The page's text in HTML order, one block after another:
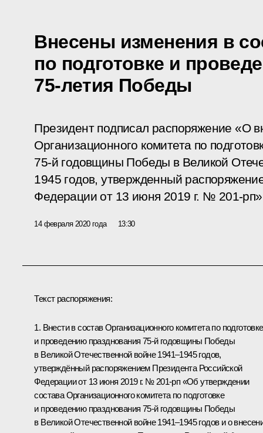
Внесены изменения в
по подготовке и
75-летия Победы
Президент подписал распоряжение «О
Организационного комитета по
75-й годовщины Победы в Великой
1945 годов, утвержденный
Федерации от 13 июня 2019 г. № 201-
14 февраля 2020 года 13:30
Текст распоряжения:
1. Внести в состав Организационного комитета по подготовке
и проведению празднования 75-й годовщины Победы
в Великой Отечественной войне 1941–1945 годов,
утверждённый распоряжением Президента Российской
Федерации от 13 июня 2019 г. № 201-рп «Об утверждении
состава Организационного комитета по подготовке
и проведению празднования 75-й годовщины Победы
в Великой Отечественной войне 1941–1945 годов и о